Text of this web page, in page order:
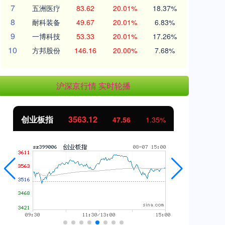
7 五洲医疗 83.62 20.01% 18.37%
8 耐科装备 49.67 20.01% 6.83%
9 一博科技 53.33 20.01% 17.26%
10 方邦股份 146.16 20.00% 7.68%
沪深京行情 实时轮播
创业板指 3563.12 47.56 1.35%